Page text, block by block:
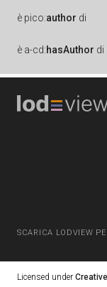
è pico:author di
è a-cd:hasAuthor di
SCARICA LODVIEW
Licensed under